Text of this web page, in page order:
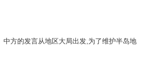
方的发言从地区大局出发,为了维护半岛地